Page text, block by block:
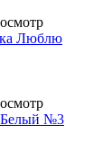
Люблю
Белый №3